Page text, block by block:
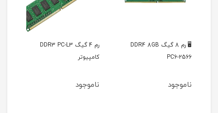
رم 4 گیگ DDR3 PC-L3
کامپیوتر
ناموجود
ویدیو پروژکتور 300-HY
ناموجود